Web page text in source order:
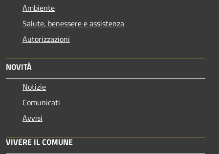
Ambiente
Salute, benessere e assistenza
Autorizzazioni
NOVITÀ
Notizie
Comunicati
Avvisi
VIVERE IL COMUNE